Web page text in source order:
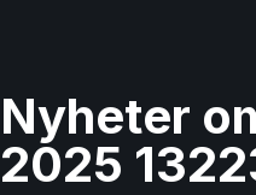
Nyheter
2025